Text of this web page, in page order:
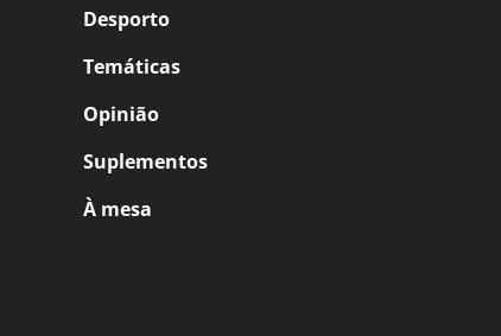
Desporto
Temáticas
Opinião
Suplementos
À mesa